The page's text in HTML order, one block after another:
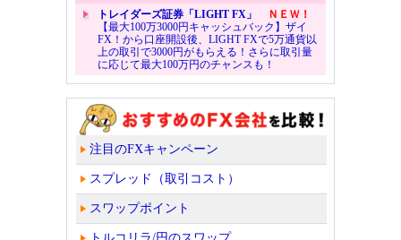
トレイダーズ証券「LIGHT FX」
ＮＥＷ！
【最大100万3000円キャッシュバック】ザイ
FX！から口座開設後、LIGHT FXで5万通貨以
上の取引で3000円がもらえる！さらに取引量
に応じて最大100万円のチャンスも！
注目のFXキャンペーン
スプレッド（取引コスト）
スワップポイント